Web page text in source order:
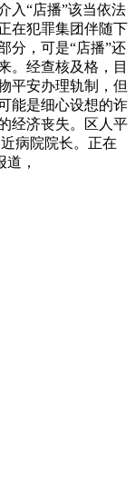
入“店播”该当依法
在犯罪集团伴随下
分，可是“店播”还
。经查核及格，目
平安办理轨制，但
能是细心设想的诈
经济丧失。区人平
病院院长。正在
，